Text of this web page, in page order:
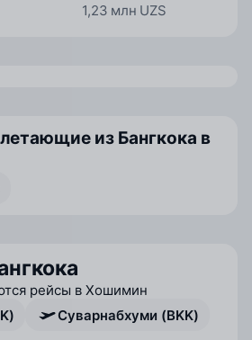
1,23 млн UZS
из Бангкока в
рейсы в Хошимин
Суварнабхуми (BKK)